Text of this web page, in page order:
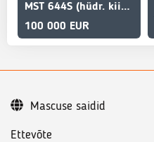
MST 644S (hüdr. kiirkinnitus laadurile ja hüdrovasar)
100 000 EUR
Ettevõte
Mascuse saidid